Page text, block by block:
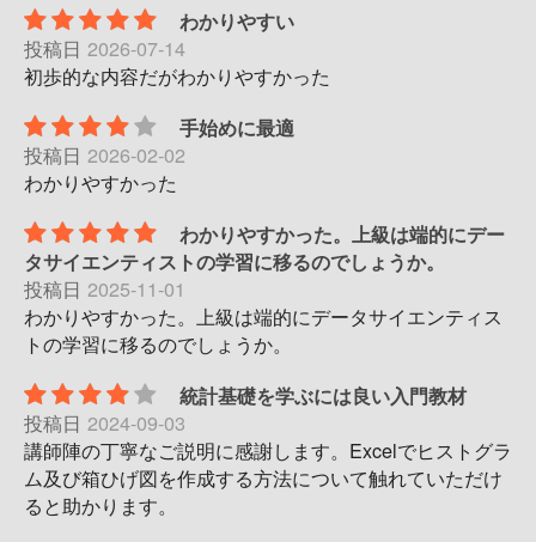
わかりやすい
投稿日 2026-07-14
初歩的な内容だがわかりやすかった
手始めに最適
投稿日 2026-02-02
わかりやすかった
わかりやすかった。上級は端的にデー
タサイエンティストの学習に移るのでしょうか。
投稿日 2025-11-01
わかりやすかった。上級は端的にデータサイエンティス
トの学習に移るのでしょうか。
統計基礎を学ぶには良い入門教材
投稿日 2024-09-03
講師陣の丁寧なご説明に感謝します。Excelでヒストグラ
ム及び箱ひげ図を作成する方法について触れていただけ
ると助かります。